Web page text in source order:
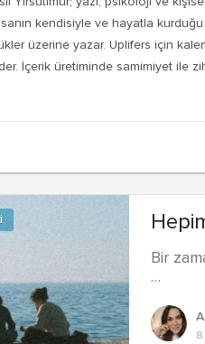
kendisiyle ve hayatla kurduğu
üzerine yazar. Uplifers için
İçerik üretiminde samimiyet ile
Bir
…
8